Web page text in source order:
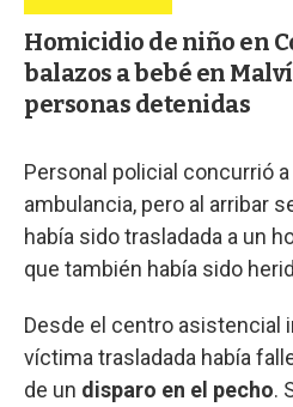
Homicidio de niño en
balazos a bebé en
personas detenidas
Personal policial concurrió
ambulancia, pero al arribar
había sido trasladada a un
que también había sido
Desde el centro asistencial
víctima trasladada había
de un disparo en el pecho.